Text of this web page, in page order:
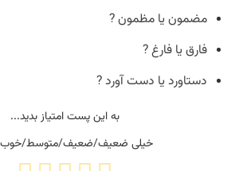
مضمون یا مظمون ?
فارق یا فارغ ?
دستاورد یا دست آورد ?
به این پست امتیاز بدید...
خیلی ضعیف/ضعیف/متوسط/